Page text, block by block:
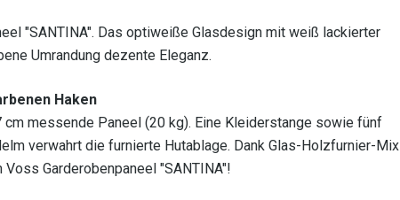
"SANTINA". Das optiweiße Glasdesign mit weiß lackierter
Umrandung dezente Eleganz.
Haken
messende Paneel (20 kg). Eine Kleiderstange sowie fünf
verwahrt die furnierte Hutablage. Dank Glas-Holzfurnier-Mix
Garderobenpaneel "SANTINA"!